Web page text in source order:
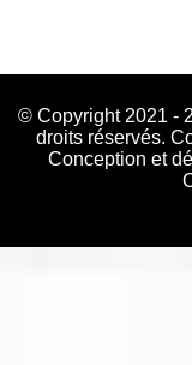
© Copyright 2021 -
droits réservés.
Conception et